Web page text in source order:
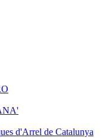
d'Arrel de Catalunya